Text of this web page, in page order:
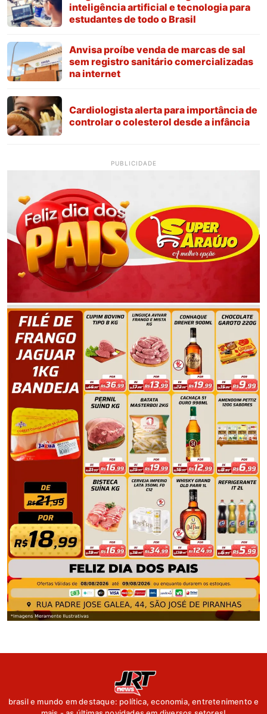
inteligência artificial e tecnologia para
estudantes de todo o Brasil
Anvisa proíbe venda de marcas de sal
sem registro sanitário comercializadas
na internet
Cardiologista alerta para importância de
controlar o colesterol desde a infância
PUBLICIDADE
brasil e mundo em destaque: política, economia, entretenimento e